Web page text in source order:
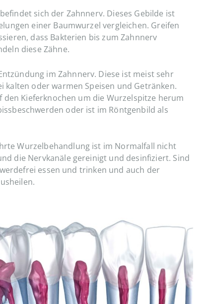
sich der Zahnnerv. Dieses Gebilde ist
einer Baumwurzel vergleichen. Greifen
dass Bakterien bis zum Zahnnerv
diese Zähne.
im Zahnnerv. Diese ist meist sehr
oder warmen Speisen und Getränken.
Kieferknochen um die Wurzelspitze herum
oder ist im Röntgenbild als
Wurzelbehandlung ist im Normalfall nicht
die Nervkanäle gereinigt und desinfiziert. Sind
essen und trinken und auch der